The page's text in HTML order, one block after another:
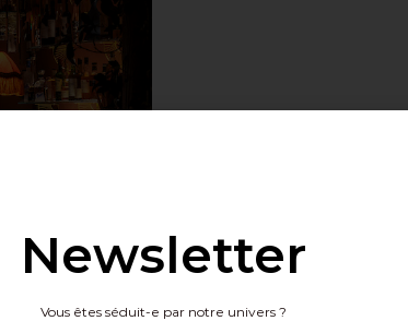
Newsletter
Vous êtes séduit-e par notre univers ?